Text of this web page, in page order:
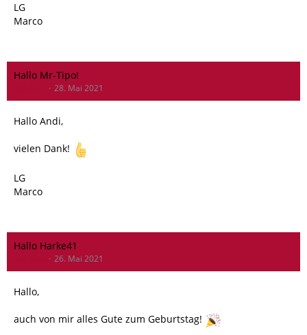
LG
Marco
Hallo Mr-Tipo!
28. Mai 2021
Hallo Andi,
vielen Dank!
LG
Marco
Hallo Harke41
26. Mai 2021
Hallo,
auch von mir alles Gute zum Geburtstag!